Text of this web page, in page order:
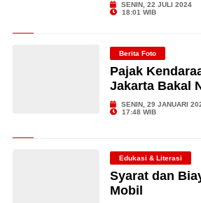
SENIN, 22 JULI 2024
18:01 WIB
Berita Foto
Pajak
Jakarta Bakal
SENIN, 29 JANUARI
17:48 WIB
Edukasi & Literasi
Syarat dan
Mobil